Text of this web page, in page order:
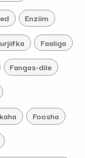
Enziim
Faaliga
Fangas-dile
Foosha